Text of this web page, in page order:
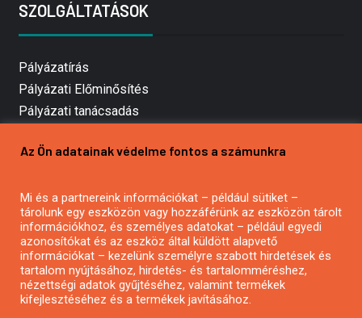
SZOLGÁLTATÁSOK
Pályázatírás
Pályázati Előminősítés
Pályázati tanácsadás
Mezőgazdasági pályázatírás
Pályázatírás civil szervezeteknek
Pályázatírás önkormányzatoknak
Pályázatfigyelés
Specifikus pályázatfigyelés vagy hírlevél
Az Ön adatainak védelme fontos a számunkra
Mi és a partnereink információkat – például sütiket –
tárolunk egy eszközön vagy hozzáférünk az eszközön tárolt
információkhoz, és személyes adatokat – például egyedi
azonosítókat és az eszköz által küldött alapvető
információkat – kezelünk személyre szabott hirdetések és
tartalom nyújtásához, hirdetés- és tartalomméréshez,
nézettségi adatok gyűjtéséhez, valamint termékek
kifejlesztéséhez és a termékek javításához.